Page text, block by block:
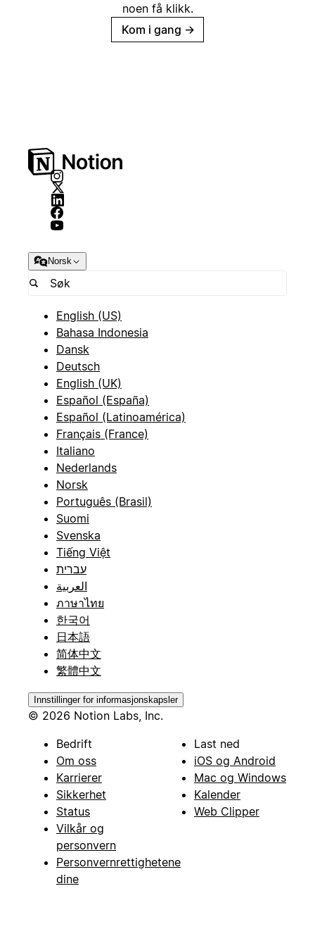
noen få klikk.
Kom i gang →
Norsk
English (US)
Bahasa Indonesia
Dansk
Deutsch
English (UK)
Español (España)
Español (Latinoamérica)
Français (France)
Italiano
Nederlands
Norsk
Português (Brasil)
Suomi
Svenska
Tiếng Việt
עברית
العربية
ภาษาไทย
한국어
日本語
简体中文
繁體中文
Innstillinger for informasjonskapsler
© 2026 Notion Labs, Inc.
Bedrift
Om oss
Karrierer
Sikkerhet
Status
Vilkår og
personvern
Personvernrettighetene
dine
Last ned
iOS og Android
Mac og Windows
Kalender
Web Clipper